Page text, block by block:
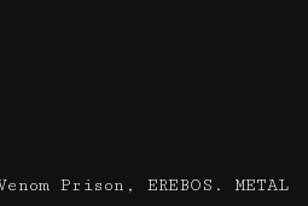
Prison, EREBOS. METAL